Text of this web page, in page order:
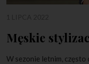
Męskie
W sezonie letnim,